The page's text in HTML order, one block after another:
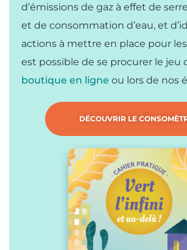
d’émissions de gaz à effet de
et de consommation d’eau, et
actions à mettre en place pour
est possible de se procurer le jeu
boutique en ligne ou lors de nos
DÉCOUVRIR LE